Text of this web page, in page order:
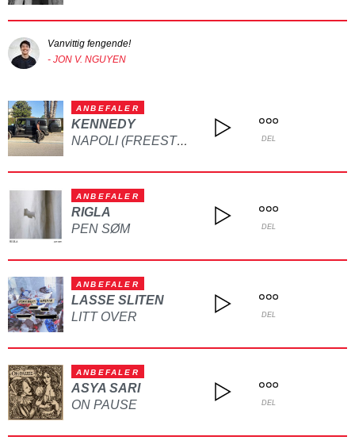
Vanvittig fengende!
- JON V. NGUYEN
ANBEFALER
KENNEDY
NAPOLI (FREESTYLE) DEL
ANBEFALER
RIGLA
PEN SØM
DEL
ANBEFALER
LASSE SLITEN
LITT OVER
DEL
ANBEFALER
ASYA SARI
ON PAUSE
DEL